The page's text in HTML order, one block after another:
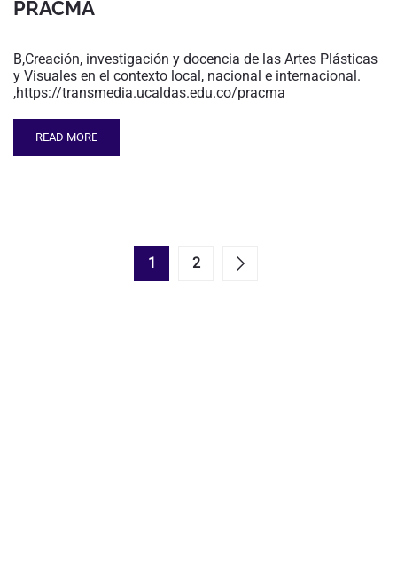
PRACMA
B,Creación, investigación y docencia de las Artes Plásticas
y Visuales en el contexto local, nacional e internacional.
,https://transmedia.ucaldas.edu.co/pracma
READ MORE
1 2